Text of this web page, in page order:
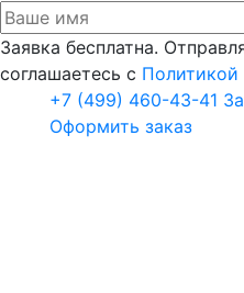
Заявка бесплатна.
соглашаетесь с Политикой
+7 (499) 460-43-41
Оформить заказ